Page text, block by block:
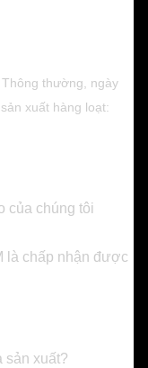
thường, ngày
xuất hàng loạt:
của chúng tôi
là chấp nhận được
sản xuất?